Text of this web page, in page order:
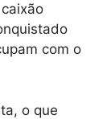
com o
o que